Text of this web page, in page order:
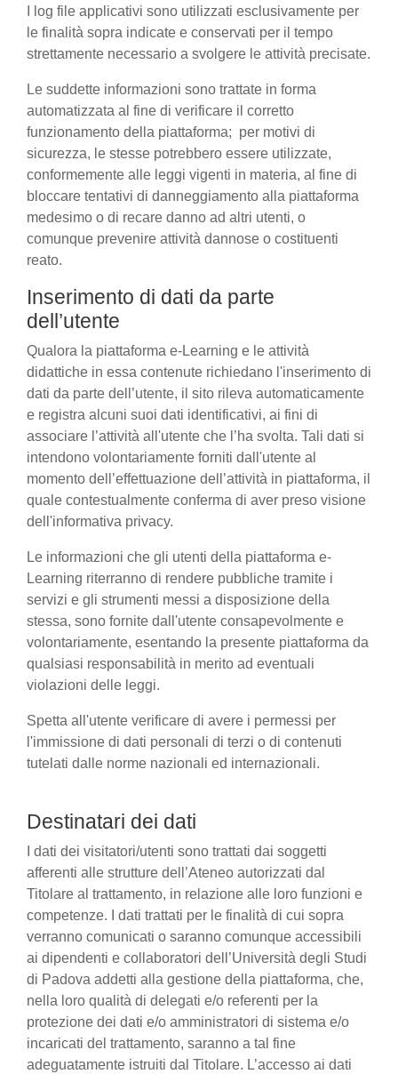
I log file applicativi sono utilizzati esclusivamente per
le finalità sopra indicate e conservati per il tempo
strettamente necessario a svolgere le attività precisate.
Le suddette informazioni sono trattate in forma
automatizzata al fine di verificare il corretto
funzionamento della piattaforma; per motivi di
sicurezza, le stesse potrebbero essere utilizzate,
conformemente alle leggi vigenti in materia, al fine di
bloccare tentativi di danneggiamento alla piattaforma
medesimo o di recare danno ad altri utenti, o
comunque prevenire attività dannose o costituenti
reato.
Inserimento di dati da parte
dell’utente
Qualora la piattaforma e-Learning e le attività
didattiche in essa contenute richiedano l'inserimento di
dati da parte dell’utente, il sito rileva automaticamente
e registra alcuni suoi dati identificativi, ai fini di
associare l’attività all'utente che l’ha svolta. Tali dati si
intendono volontariamente forniti dall'utente al
momento dell’effettuazione dell’attività in piattaforma, il
quale contestualmente conferma di aver preso visione
dell'informativa privacy.
Le informazioni che gli utenti della piattaforma e-
Learning riterranno di rendere pubbliche tramite i
servizi e gli strumenti messi a disposizione della
stessa, sono fornite dall'utente consapevolmente e
volontariamente, esentando la presente piattaforma da
qualsiasi responsabilità in merito ad eventuali
violazioni delle leggi.
Spetta all'utente verificare di avere i permessi per
l'immissione di dati personali di terzi o di contenuti
tutelati dalle norme nazionali ed internazionali.
Destinatari dei dati
I dati dei visitatori/utenti sono trattati dai soggetti
afferenti alle strutture dell’Ateneo autorizzati dal
Titolare al trattamento, in relazione alle loro funzioni e
competenze. I dati trattati per le finalità di cui sopra
verranno comunicati o saranno comunque accessibili
ai dipendenti e collaboratori dell’Università degli Studi
di Padova addetti alla gestione della piattaforma, che,
nella loro qualità di delegati e/o referenti per la
protezione dei dati e/o amministratori di sistema e/o
incaricati del trattamento, saranno a tal fine
adeguatamente istruiti dal Titolare. L’accesso ai dati